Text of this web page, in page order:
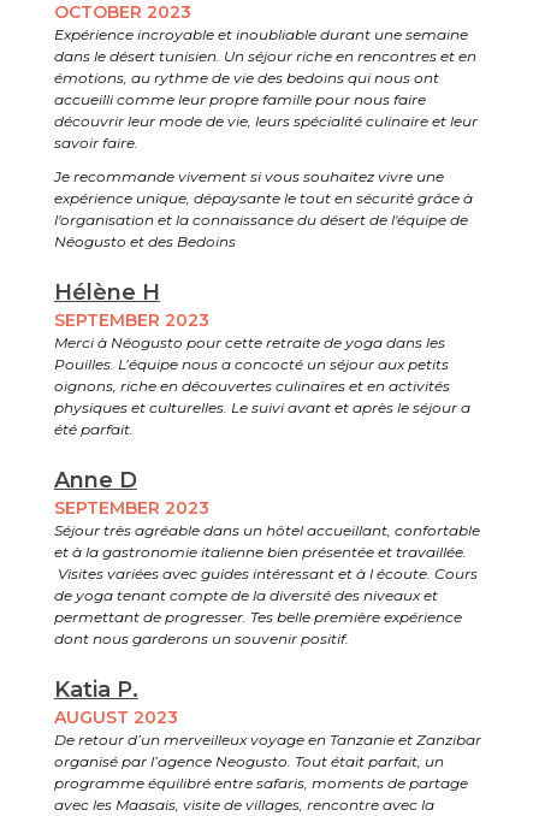
OCTOBER 2023
Expérience incroyable et inoubliable durant une semaine
dans le désert tunisien. Un séjour riche en rencontres et en
émotions, au rythme de vie des bedoins qui nous ont
accueilli comme leur propre famille pour nous faire
découvrir leur mode de vie, leurs spécialité culinaire et leur
savoir faire.
Je recommande vivement si vous souhaitez vivre une
expérience unique, dépaysante le tout en sécurité grâce à
l'organisation et la connaissance du désert de l'équipe de
Néogusto et des Bedoins
Hélène H
SEPTEMBER 2023
Merci à Néogusto pour cette retraite de yoga dans les
Pouilles. L’équipe nous a concocté un séjour aux petits
oignons, riche en découvertes culinaires et en activités
physiques et culturelles. Le suivi avant et après le séjour a
été parfait.
Anne D
SEPTEMBER 2023
Séjour très agréable dans un hôtel accueillant, confortable
et à la gastronomie italienne bien présentée et travaillée.
Visites variées avec guides intéressant et à l écoute. Cours
de yoga tenant compte de la diversité des niveaux et
permettant de progresser. Tes belle première expérience
dont nous garderons un souvenir positif.
Katia P.
AUGUST 2023
De retour d’un merveilleux voyage en Tanzanie et Zanzibar
organisé par l’agence Neogusto. Tout était parfait, un
programme équilibré entre safaris, moments de partage
avec les Maasais, visite de villages, rencontre avec la